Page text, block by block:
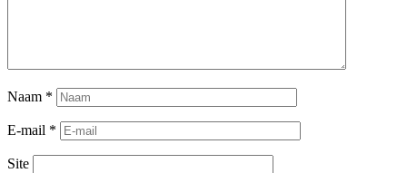
Naam *
E-mail *
Site